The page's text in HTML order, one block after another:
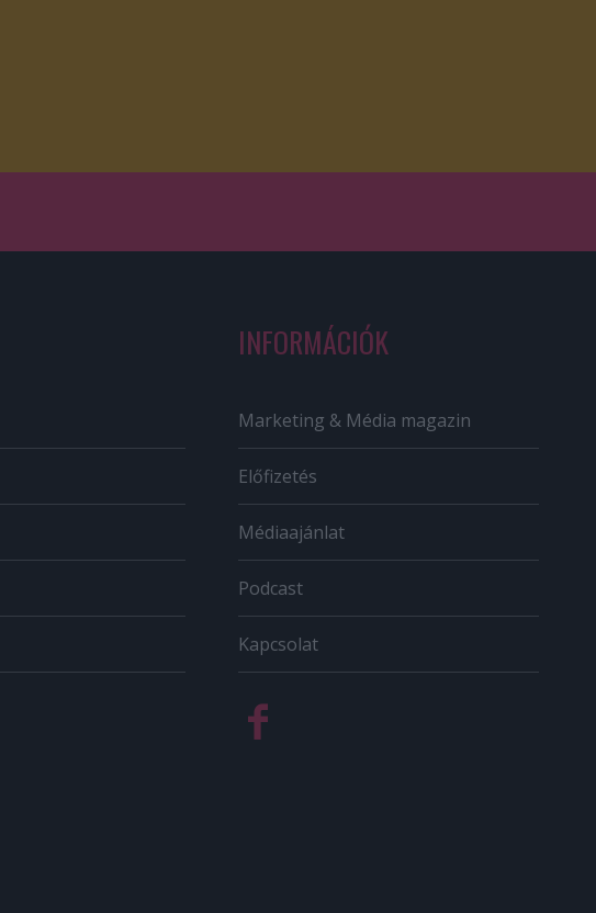
INFORMÁCIÓK
Marketing & Média magazin
Előfizetés
Médiaajánlat
Podcast
Kapcsolat